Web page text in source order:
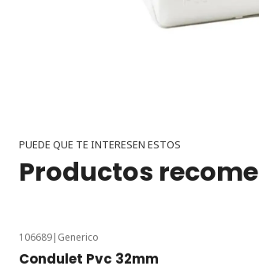
PUEDE QUE TE INTERESEN ESTOS
Productos
106689| Generico
Condulet Pvc 32mm